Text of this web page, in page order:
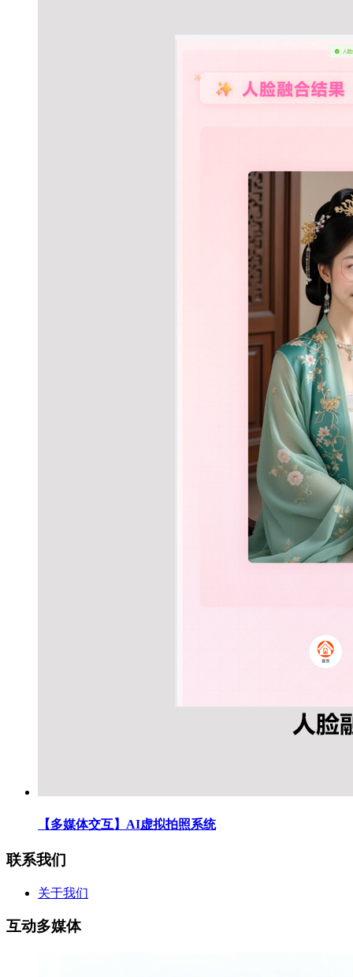
【多媒体交互】AI虚拟拍照系统
联系我们
关于我们
互动多媒体